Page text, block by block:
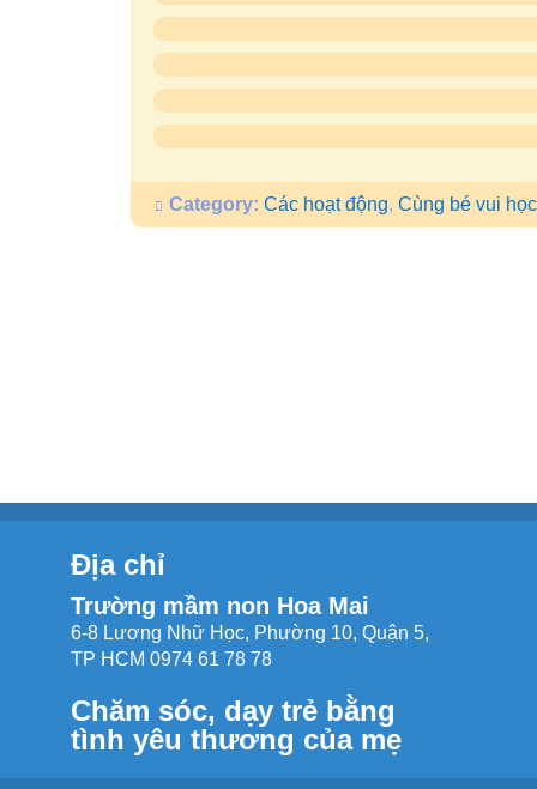
Category: Các hoạt động, Cùng bé vui học
Địa chỉ
Trường mầm non Hoa Mai
6-8 Lương Nhữ Học, Phường 10, Quận 5,
TP HCM 0974 61 78 78
Chăm sóc, dạy trẻ bằng
tình yêu thương của mẹ